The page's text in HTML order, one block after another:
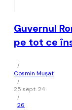
Guvernul
pe tot ce
/
Cosmin Mușat
/
25 sept. 24
/
26